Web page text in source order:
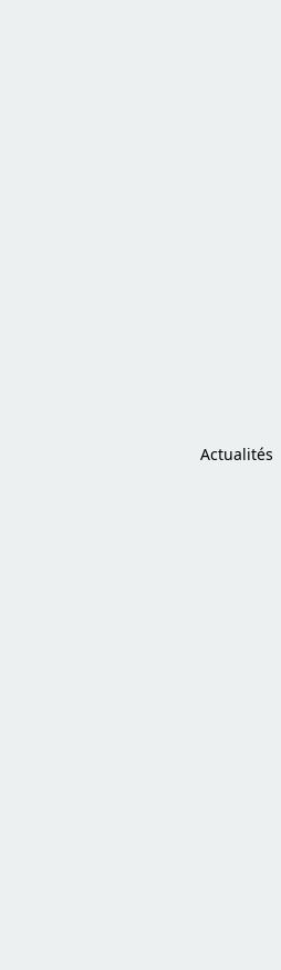
Actualités